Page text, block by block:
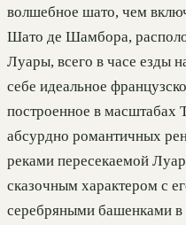
волшебное шато, чем
Шато де Шамбора,
Луары, всего в часе езды
себе идеальное
построенное в
абсурдно романтичных
реками пересекаемой
сказочным характером с
серебряными башенками